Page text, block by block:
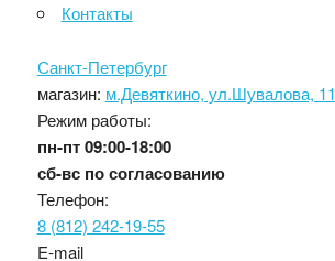
Контакты
Санкт-Петербург
магазин: м.Девяткино, ул.Шувалова, 11
Режим работы:
пн-пт09:00-18:00
сб-вс по согласованию
Телефон:
8 (812) 242-19-55
E-mail